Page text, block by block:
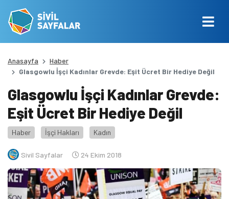
Anasayfa
Haber
Glasgowlu İşçi Kadınlar Grevde: Eşit Ücret Bir Hediye Değil
Glasgowlu İşçi Kadınlar Grevde:
Eşit Ücret Bir Hediye Değil
Haber İşçi Hakları Kadın
Sivil Sayfalar 24 Ekim 2018